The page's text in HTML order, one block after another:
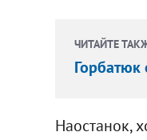
ЧИТАЙТЕ
Горбатюк
Наостанок,